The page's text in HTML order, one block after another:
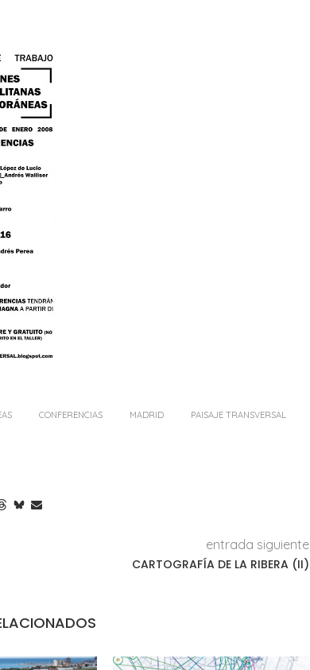
CONFERENCIAS MADRID PAISAJE TRANSVERSAL
entrada siguiente
CARTOGRAFÍA DE LA RIBERA (II)